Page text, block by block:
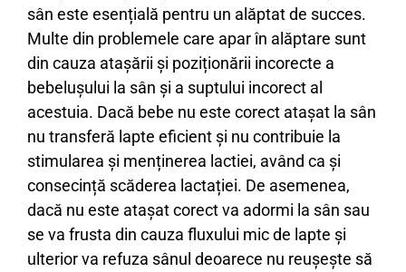
sân este esențială pentru un alăptat de succes.
Multe din problemele care apar în alăptare sunt
din cauza atașării și poziționării incorecte a
bebelușului la sân și a suptului incorect al
acestuia. Dacă bebe nu este corect atașat la sân
nu transferă lapte eficient și nu contribuie la
stimularea și menținerea lactiei, având ca și
consecință scăderea lactației. De asemenea,
dacă nu este atașat corect va adormi la sân sau
se va frusta din cauza fluxului mic de lapte și
ulterior va refuza sânul deoarece nu reușește să